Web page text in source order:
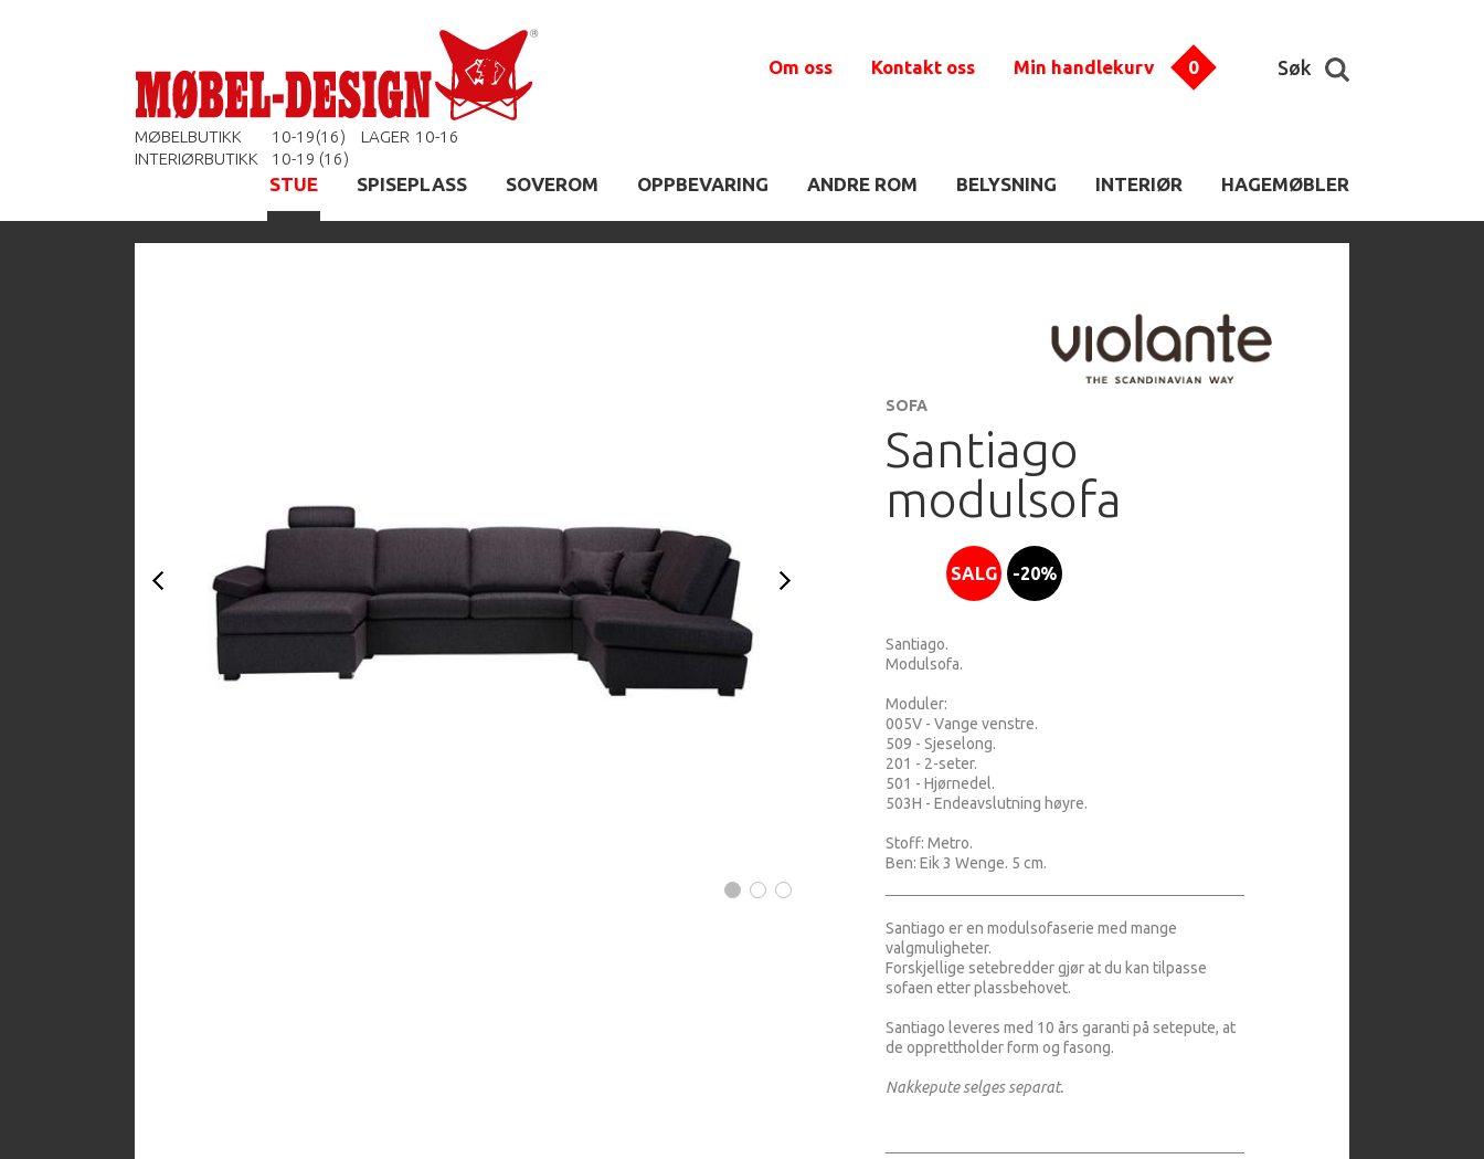
MØBELBUTIKK 10-19(16) LAGER 10-16
INTERIØRBUTIKK
10-19 (16)
Om oss Kontakt oss Min handlekurv 0 Søk
STUE SPISEPLASS SOVEROM OPPBEVARING ANDRE ROM BELYSNING INTERIØR HAGEMØBLER
SOFA
Santiago
modulsofa
SALG -20%
Santiago.
Modulsofa.
Moduler:
005V - Vange venstre.
509 - Sjeselong.
201 - 2-seter.
501 - Hjørnedel.
503H - Endeavslutning høyre.
Stoff: Metro.
Ben: Eik 3 Wenge. 5 cm.
Santiago er en modulsofaserie med mange
valgmuligheter.
Forskjellige setebredder gjør at du kan tilpasse
sofaen etter plassbehovet.
Santiago leveres med 10 års garanti på setepute, at
de opprettholder form og fasong.
Nakkepute selges separat.